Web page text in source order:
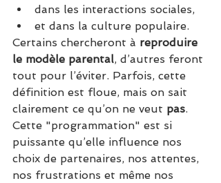
dans les interactions sociales,
et dans la culture populaire.
Certains chercheront à reproduire
le modèle parental, d’autres feront
tout pour l’éviter. Parfois, cette
définition est floue, mais on sait
clairement ce qu’on ne veut pas.
Cette "programmation" est si
puissante qu’elle influence nos
choix de partenaires, nos attentes,
nos frustrations et même nos